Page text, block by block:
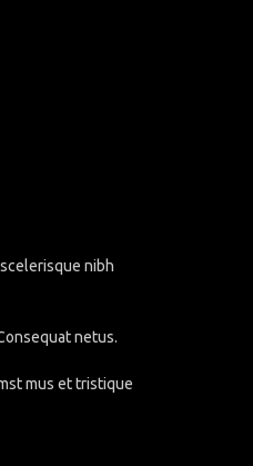
nibh
netus.
mus et tristique